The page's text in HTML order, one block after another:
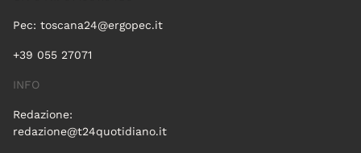
Pec: toscana24@ergopec.it
+39 055 27071
INFO
Redazione:
redazione@t24quotidiano.it